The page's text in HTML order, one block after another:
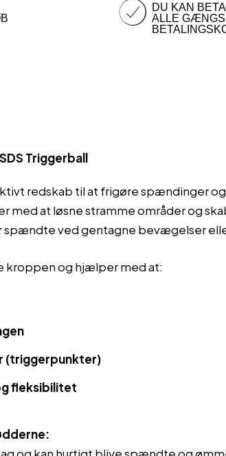
DU KAN
ALLE
Triggerball
redskab til at frigøre spændinger
med at løsne stramme områder og
spændte ved gentagne bevægelser
kroppen og hjælper med at:
(triggerpunkter)
fleksibilitet
og kan hurtigt blive spændte og